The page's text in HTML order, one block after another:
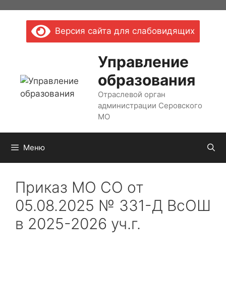
содержимомуВерсия сайта для слабовидящих
Управление
образования
Отраслевой орган
администрации Серовского
МО
Меню
Приказ МО СО от
05.08.2025 № 331-Д ВсОШ
в 2025-2026 уч.г.